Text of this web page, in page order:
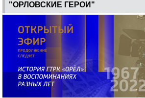
"ОРЛОВСКИЕ ГЕРОИ"